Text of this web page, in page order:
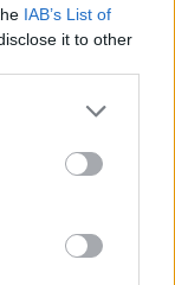
IAB’s List of
it to other
το μεσημέρι
και
ταινίας του
και η
για
για